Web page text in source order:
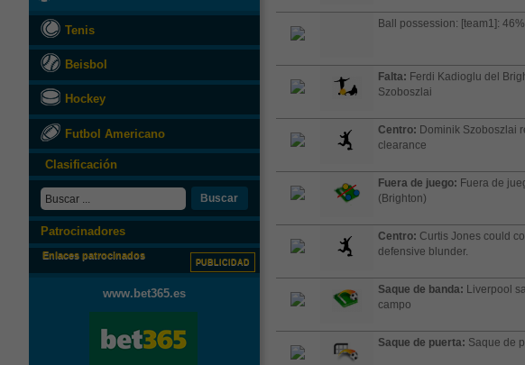
Tenis
Beisbol
Hockey
Futbol Americano
Clasificación
Buscar
Patrocinadores
Enlaces patrocinados
PUBLICIDAD
www.bet365.es
Ball possession: [team1]:
Falta: Ferdi Kadioglu del
Szoboszlai
Centro: Dominik Szoboszlai
clearance
Fuera de juego: Fuera de
(Brighton)
Centro: Curtis Jones could
defensive blunder.
Saque de banda: Liverpool
campo
Saque de puerta: Saque de